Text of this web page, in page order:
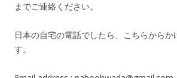
までご連絡ください。
日本の自宅の電話でしたら、こちらからか
す。